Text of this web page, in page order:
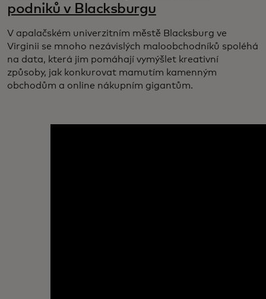
podniků v Blacksburgu
V apalačském univerzitním městě Blacksburg ve
Virginii se mnoho nezávislých maloobchodníků spoléhá
na data, která jim pomáhají vymýšlet kreativní
způsoby, jak konkurovat mamutím kamenným
obchodům a online nákupním gigantům.